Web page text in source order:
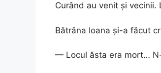
Curând au venit și
Bătrâna Ioana și-a făcut
— Locul ăsta era mort…